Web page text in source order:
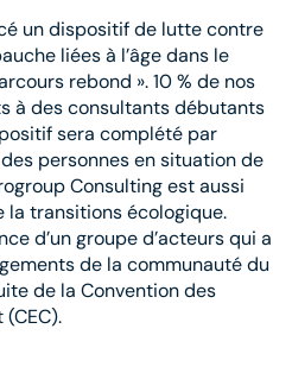
un dispositif de lutte contre
liées à l’âge dans le
rebond ». 10 % de nos
à des consultants débutants
sera complété par
personnes en situation de
Consulting est aussi
la transitions éco­lo­gique.
d’un groupe d’acteurs qui a
de la communauté du
de la Convention des